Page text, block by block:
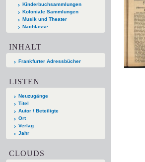
Kinderbuchsammlungen
Koloniale Sammlungen
Musik und Theater
Nachlässe
INHALT
Frankfurter Adressbücher
LISTEN
Neuzugänge
Titel
Autor / Beteiligte
Ort
Verlag
Jahr
CLOUDS